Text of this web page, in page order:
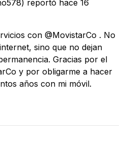
reportó hace 16
con @MovistarCo . No
sino que no dejan
Gracias por el
y por obligarme a hacer
años con mi móvil.